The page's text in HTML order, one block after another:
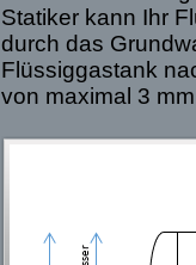
Statiker kann Ihr
durch das
Flüssiggastank
von maximal 3